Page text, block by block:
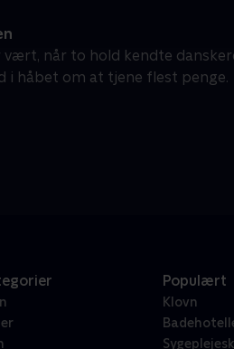
vært, når to hold kendte
i håbet om at tjene flest penge.
Populært
Klovn